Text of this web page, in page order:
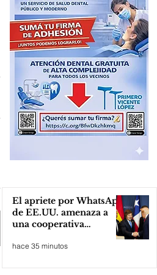
El apriete por WhatsApp
de EE.UU. amenaza a
una cooperativa
argentina para boicotear
a Huawei
hace 35 minutos